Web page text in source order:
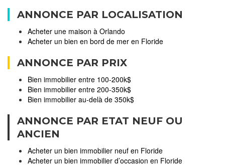
ANNONCE PAR LOCALISATION
Acheter une maison à Orlando
Acheter un bien en bord de mer en Floride
ANNONCE PAR PRIX
Bien immobilier entre 100-200k$
Bien immobilier entre 200-350k$
Bien immobilier au-delà de 350k$
ANNONCE PAR ETAT NEUF OU
ANCIEN
Acheter un bien immobilier neuf en Floride
Acheter un bien immobilier d’occasion en Floride